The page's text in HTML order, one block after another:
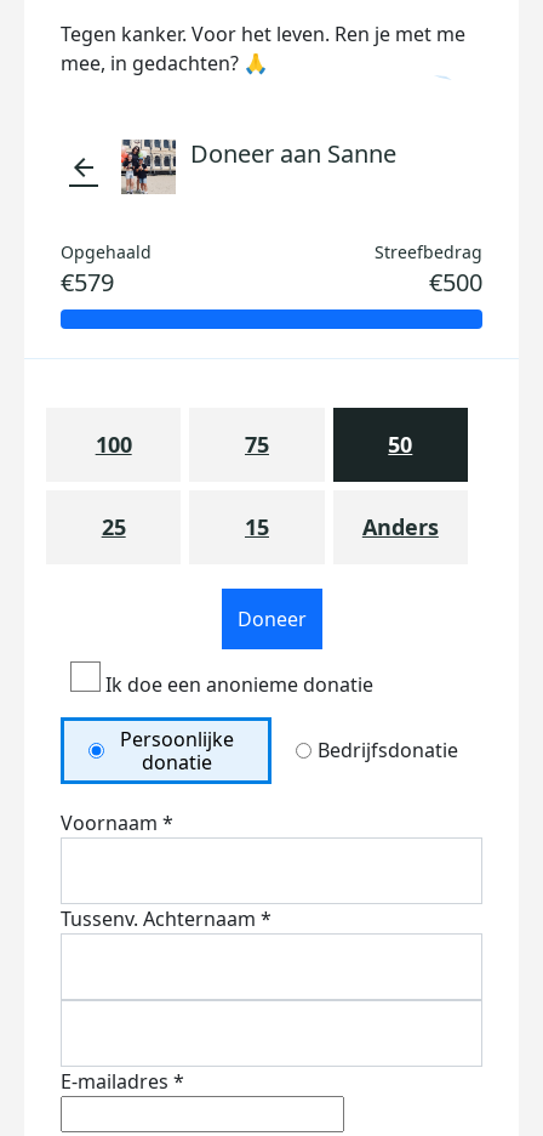
Tegen kanker. Voor het leven. Ren je met me
mee, in gedachten? 🙏
arrow_back Doneer aan Sanne
Opgehaald
€579
Streefbedrag
€500
100 75 50
25 15 Anders
Doneer
Ik doe een anonieme donatie
Persoonlijke
donatie
Bedrijfsdonatie
Voornaam *
Tussenv. Achternaam *
E-mailadres *